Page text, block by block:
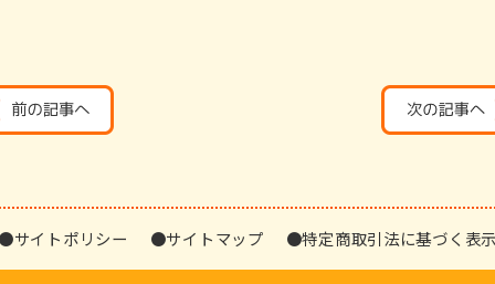
●サイトポリシー ●サイトマップ ●特定商取引法に基づく表示